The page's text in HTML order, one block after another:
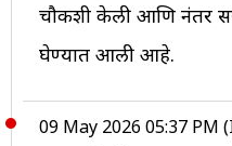
चौकशी केली आणि नंतर
घेण्यात आली आहे.
09 May 2026 05:37 PM